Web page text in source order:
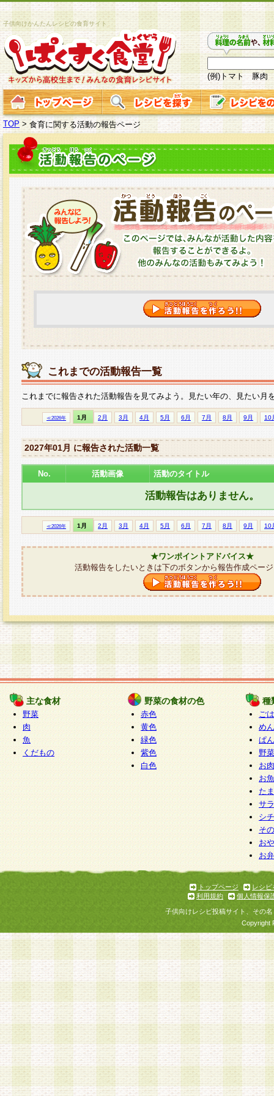
子供向けかんたんレシピの食育サイト
(例)トマト 豚肉
TOP >食育に関する活動の報告ページ
これまでの活動報告一覧
これまでに報告された活動報告を見てみよう。見たい年の、見たい月
≪2026年 1月 2月 3月 4月 5月 6月 7月 8月 9月 10
2027年01月 に報告された活動一覧
No. 活動画像 活動のタイトル
活動報告はありません。
≪2026年 1月 2月 3月 4月 5月 6月 7月 8月 9月 10
★ワンポイントアドバイス★
活動報告をしたいときは下のボタンから報告作成ペー
主な食材
野菜
肉
魚
くだもの
野菜の食材の色
赤色
黄色
緑色
紫色
白色
種
ご
めん
ぱん
野
お
お
た
サ
シ
そ
お
お
トップページ
レシピ
利用規約
個人情報保
子供向けレシピ投稿サイト、その
Copyright